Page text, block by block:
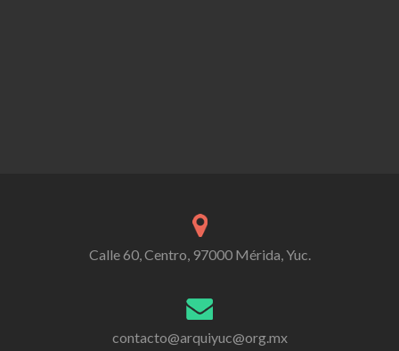
Calle 60, Centro, 97000 Mérida, Yuc.
contacto@arquiyuc@org.mx